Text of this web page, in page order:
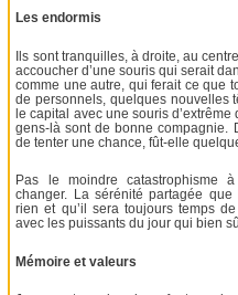
Les endormis
Ils sont tranquilles, à droite, au
accoucher d’une souris qui serait
comme une autre, qui ferait ce que
de personnels, quelques nouvelles
le capital avec une souris d’extrême
gens-là sont de bonne compagnie.
de tenter une chance, fût-elle
Pas le moindre catastrophisme
changer. La sérénité partagée
rien et qu’il sera toujours temps
avec les puissants du jour qui bien
Mémoire et valeurs